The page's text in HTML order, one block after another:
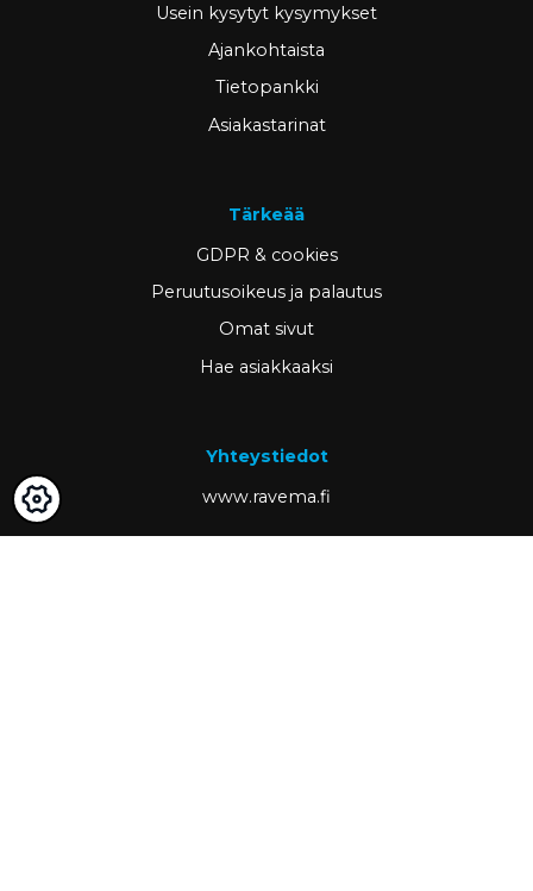
Usein kysytyt kysymykset
Ajankohtaista
Tietopankki
Asiakastarinat
Tärkeää
GDPR & cookies
Peruutusoikeus ja palautus
Omat sivut
Hae asiakkaaksi
Yhteystiedot
www.ravema.fi